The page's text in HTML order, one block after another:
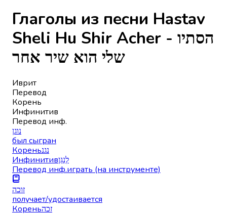
Глаголы из песни Hastav
Sheli Hu Shir Acher - הסתיו
שלי הוא שיר אחר
Иврит
Перевод
Корень
Инфинитив
Перевод инф.
נוגן
был сыгран
Кореньנגנ
Инфинитивלְנַגֵּן
Перевод инф.играть (на инструменте)
זוכה
получает/удостаивается
Кореньזכה